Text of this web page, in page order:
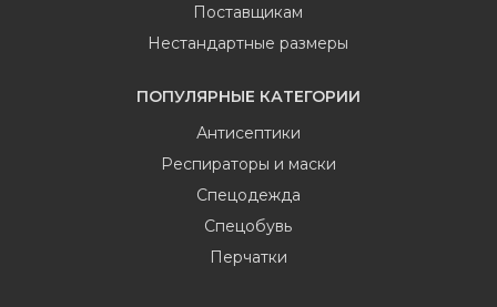
Поставщикам
Нестандартные размеры
ПОПУЛЯРНЫЕ КАТЕГОРИИ
Антисептики
Респираторы и маски
Спецодежда
Спецобувь
Перчатки